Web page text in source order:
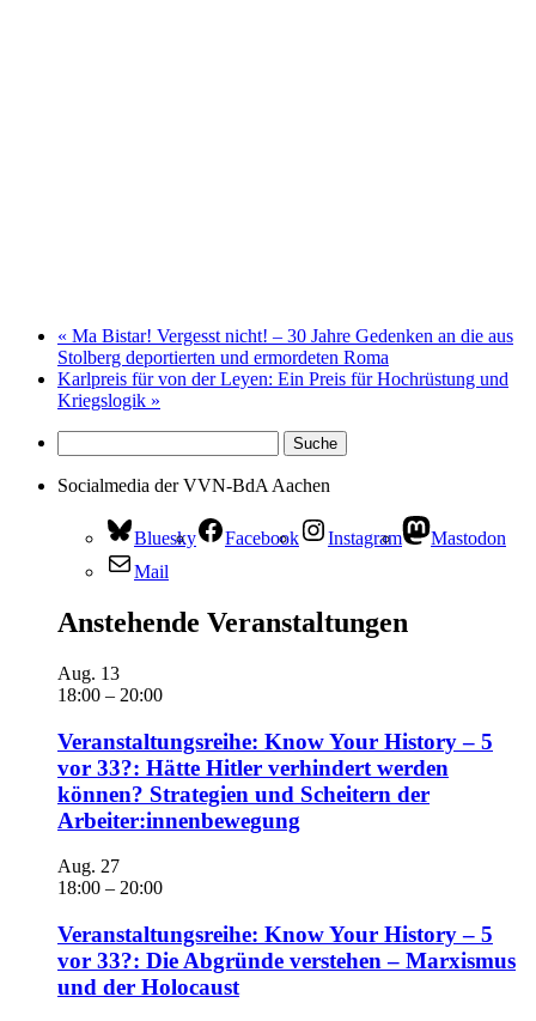
« Ma Bistar! Vergesst nicht! – 30 Jahre Gedenken an die aus
Stolberg deportierten und ermordeten Roma
Karlpreis für von der Leyen: Ein Preis für Hochrüstung und
Kriegslogik »
Socialmedia der VVN-BdA Aachen
Bluesky Facebook Instagram
Mastodon
Mail
Anstehende Veranstaltungen
Aug. 13
18:00 – 20:00
Veranstaltungsreihe: Know Your History – 5
vor 33?: Hätte Hitler verhindert werden
können? Strategien und Scheitern der
Arbeiter:innenbewegung
Aug. 27
18:00 – 20:00
Veranstaltungsreihe: Know Your History – 5
vor 33?: Die Abgründe verstehen – Marxismus
und der Holocaust